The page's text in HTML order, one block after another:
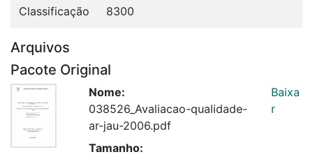
Classificação 8300
Arquivos
Pacote Original
Nome:
038526_Avaliacao-qualidade-
ar-jau-2006.pdf
Tamanho:
Baixa
r